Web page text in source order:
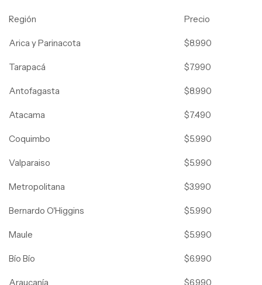
Región Precio
Arica y Parinacota $8.990
Tarapacá $7.990
Antofagasta $8.990
Atacama $7.490
Coquimbo $5.990
Valparaiso $5.990
Metropolitana $3.990
Bernardo O'Higgins $5.990
Maule $5.990
Bío Bío $6.990
Araucanía $6.990